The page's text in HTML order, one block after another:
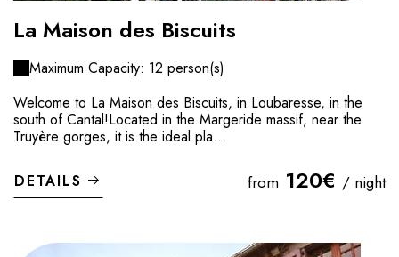
La Maison des Biscuits
Maximum Capacity: 12 person(s)
Welcome to La Maison des Biscuits, in Loubaresse, in the
south of Cantal!Located in the Margeride massif, near the
Truyère gorges, it is the ideal pla...
DETAILS from 120€ / night